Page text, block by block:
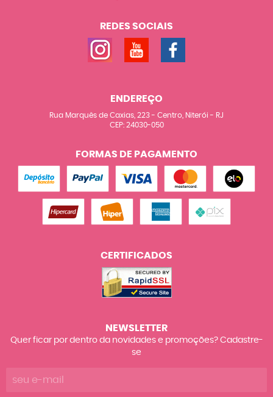
REDES SOCIAIS
ENDEREÇO
Rua Marquês de Caxias, 223- Centro, Niterói - RJ
CEP: 24030-050
FORMAS DE PAGAMENTO
CERTIFICADOS
NEWSLETTER
Quer ficar por dentro da novidades e promoções? Cadastre-
se